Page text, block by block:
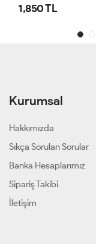
1,850 TL
Kurumsal
Hakkımızda
Sıkça Sorulan Sorular
Banka Hesaplarımız
Sipariş Takibi
İletişim